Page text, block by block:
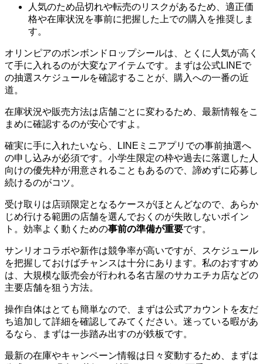
人気のため品切れや転売のリスクがあるため、適正価
格や在庫状況を事前に把握した上での購入を推奨しま
す。
オリンピアのボンボンドロップシールは、とくに人気が高く
て手に入れるのが大変なアイテムです。まずは公式LINEで
の抽選スケジュールを確認することが、購入への一番の近
道。
在庫状況や販売方法は店舗ごとに変わるため、最新情報をこ
まめに確認するのが安心ですよ。
確実に手に入れたいなら、LINEミニアプリでの事前抽選へ
の申し込みが必須です。小学生限定の枠や過去に落選した人
向けの優先枠が用意されることもあるので、諦めずに応募し
続けるのがコツ。
受け取りは店頭限定となるケースがほとんどなので、あらか
じめ行ける範囲の店舗を選んでおくのが失敗しないポイン
ト。効率よく動くための事前の準備が重要です。
サンリオコラボや新作は競争率が高いですが、スケジュール
を把握しておけばチャンスは十分にあります。私のおすすめ
は、大規模な販売会が行われる名古屋のサカエチカ店などの
主要店舗を狙う方法。
操作自体はとても簡単なので、まずは公式アカウントを友だ
ち追加して詳細を確認してみてください。迷っている暇があ
るなら、まずは一歩踏み出すのが鉄板です。
最新の在庫やキャンペーン情報は日々変動するため、まずは